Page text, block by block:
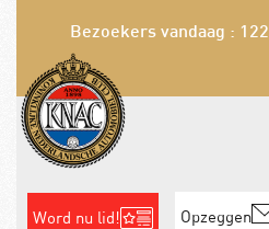
Bezoekers vandaag : 122
Word nu lid! Opzeggen